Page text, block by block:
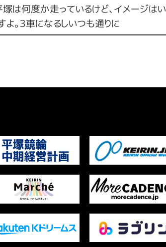
塚は何度か走っているけど、イメージはい
よ。３車になるしいつも通りに